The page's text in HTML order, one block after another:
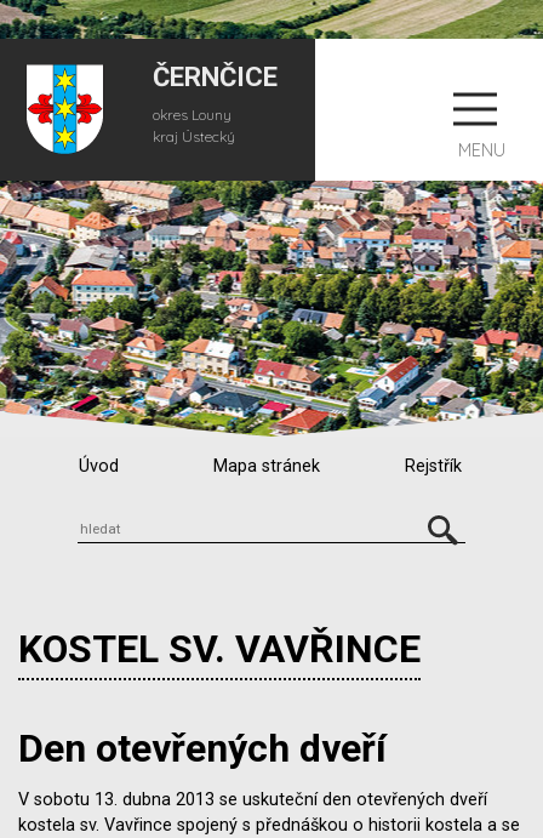
ČERNČICE
okres Louny
kraj Ústecký
MENU
Úvod Mapa stránek Rejstřík
KOSTEL SV. VAVŘINCE
Den otevřených dveří
V sobotu 13. dubna 2013 se uskuteční den otevřených dveří
kostela sv. Vavřince spojený s přednáškou o historii kostela a se